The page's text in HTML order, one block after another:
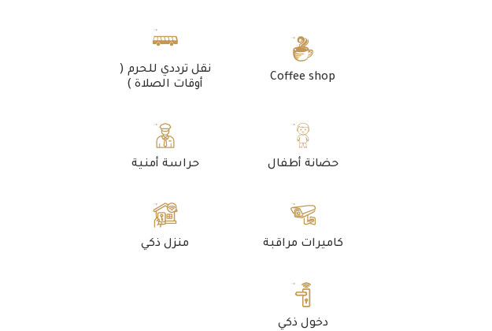
Coffee shop
نقل ترددي للحرم (
أوقات الصلاة )
حضانة أطفال حراسة أمنية
كاميرات مراقبة منزل ذكي
دخول ذكي